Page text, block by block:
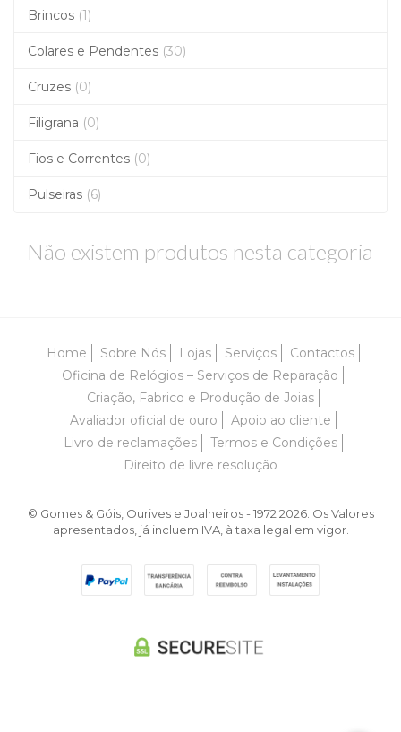
Brincos (1)
Colares e Pendentes (30)
Cruzes (0)
Filigrana (0)
Fios e Correntes (0)
Pulseiras (6)
Não existem produtos nesta categoria
Home Sobre Nós Lojas Serviços
Contactos
Oficina de Relógios – Serviços de Reparação
Criação, Fabrico e Produção de Joias
Avaliador oficial de ouro
Apoio ao cliente
Livro de reclamações
Termos e Condições
Direito de livre resolução
© Gomes & Góis, Ourives e Joalheiros - 1972 2026. Os Valores
apresentados, já incluem IVA, à taxa legal em vigor.